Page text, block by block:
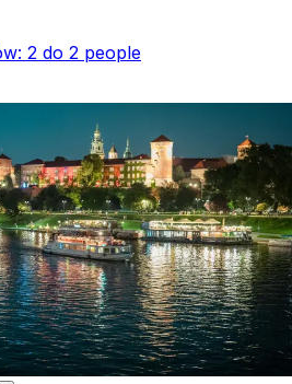
2 do 2 people